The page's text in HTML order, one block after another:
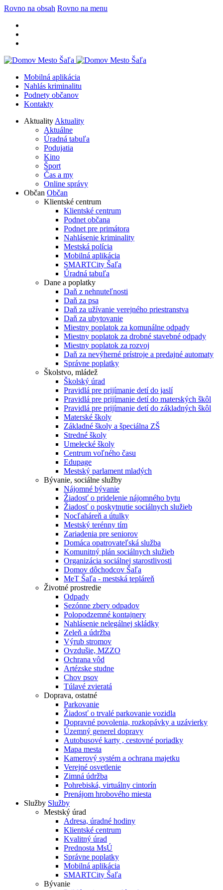
Rovno na obsah Rovno na menu
Mobilná aplikácia
Nahlás kriminalitu
Podnety občanov
Kontakty
Aktuality Aktuality
Aktuálne
Úradná tabuľa
Podujatia
Kino
Šport
Čas a my
Online správy
Občan Občan
Klientské centrum
Klientské centrum
Podnet občana
Podnet pre primátora
Nahlásenie kriminality
Mestská polícia
Mobilná aplikácia
SMARTCity Šaľa
Úradná tabuľa
Dane a poplatky
Daň z nehnuteľnosti
Daň za psa
Daň za užívanie verejného priestranstva
Daň za ubytovanie
Miestny poplatok za komunálne odpady
Miestny poplatok za drobné stavebné odpady
Miestny poplatok za rozvoj
Daň za nevýherné prístroje a predajné automaty
Správne poplatky
Školstvo, mládež
Školský úrad
Pravidlá pre prijímanie detí do jaslí
Pravidlá pre prijímanie detí do materských škôl
Pravidlá pre prijímanie detí do základných škôl
Materské školy
Základné školy a špeciálna ZŠ
Stredné školy
Umelecké školy
Centrum voľného času
Edupage
Mestský parlament mladých
Bývanie, sociálne služby
Nájomné bývanie
Žiadosť o pridelenie nájomného bytu
Žiadosť o poskytnutie sociálnych služieb
Nocľaháreň a útulky
Mestský terénny tím
Zariadenia pre seniorov
Domáca opatrovateľská služba
Komunitný plán sociálnych služieb
Organizácia sociálnej starostlivosti
Domov dôchodcov Šaľa
MeT Šaľa - mestská tepláreň
Životné prostredie
Odpady
Sezónne zbery odpadov
Polopodzemné kontajnery
Nahlásenie nelegálnej skládky
Zeleň a údržba
Výrub stromov
Ovzdušie, MZZO
Ochrana vôd
Artézske studne
Chov psov
Túlavé zvieratá
Doprava, ostatné
Parkovanie
Žiadosť o trvalé parkovanie vozidla
Dopravné povolenia, rozkopávky a uzávierky
Územný generel dopravy
Autobusové karty , cestovné poriadky
Mapa mesta
Kamerový systém a ochrana majetku
Verejné osvetlenie
Zimná údržba
Pohrebiská, virtuálny cintorín
Prenájom hrobového miesta
Služby Služby
Mestský úrad
Adresa, úradné hodiny
Klientské centrum
Kvalitný úrad
Prednosta MsÚ
Správne poplatky
Mobilná aplikácia
SMARTCity Šaľa
Bývanie